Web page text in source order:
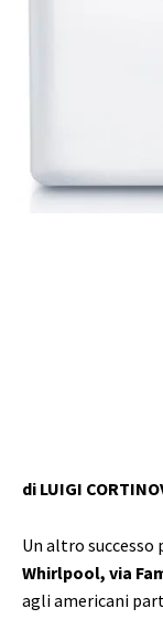
di LUIGI
Un altro successo
Whirlpool, via
agli americani